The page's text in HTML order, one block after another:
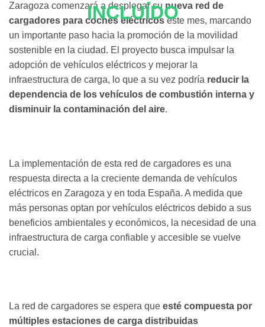
Zaragoza comenzará a desplegar su nueva red de
cargadores para coches eléctricoseste mes, marcando
un importante paso hacia la promoción de la movilidad
sostenible en la ciudad. El proyecto busca impulsar la
adopción de vehículos eléctricos y mejorar la
infraestructura de carga, lo que a su vez podría reducir la
dependencia de los vehículos de combustión interna y
disminuir la contaminación del aire.
La implementación de esta red de cargadores es una
respuesta directa a la creciente demanda de vehículos
eléctricos en Zaragoza y en toda España. A medida que
más personas optan por vehículos eléctricos debido a sus
beneficios ambientales y económicos, la necesidad de una
infraestructura de carga confiable y accesible se vuelve
crucial.
La red de cargadores se espera que esté compuesta por
múltiples estaciones de carga distribuidas